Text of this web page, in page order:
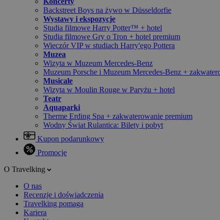
Backstreet Boys na żywo w Düsseldorfie
Wystawy i ekspozycje
Studia filmowe Harry Potter™ + hotel
Studia filmowe Gry o Tron + hotel premium
Wieczór VIP w studiach Harry'ego Pottera
Muzea
Wizyta w Muzeum Mercedes-Benz
Muzeum Porsche i Muzeum Mercedes-Benz +
Musicale
Wizyta w Moulin Rouge w Paryżu + hotel
Teatr
Aquaparki
Therme Erding Spa + zakwaterowanie premium
Wodny Świat Rulantica: Bilety i pobyt
Kupon podarunkowy
Promocje
O Travelking
O nas
Recenzje i doświadczenia
Travelking pomaga
Kariera